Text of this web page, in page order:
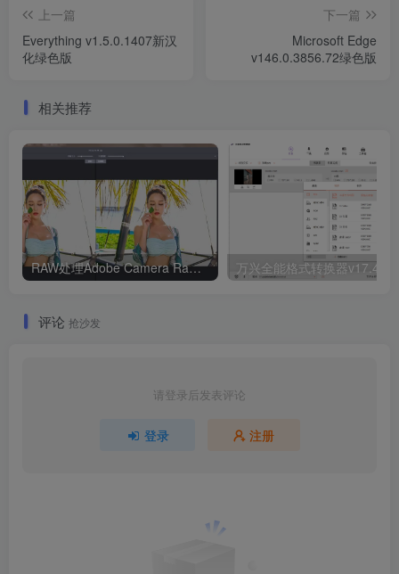
上一篇
Everything v1.5.0.1407新汉
化绿色版
下一篇
Microsoft Edge
v146.0.3856.72绿色版
相关推荐
RAW处理Adobe Camera Raw v18.5.0中文版
评论 抢沙发
请登录后发表评论
登录 注册